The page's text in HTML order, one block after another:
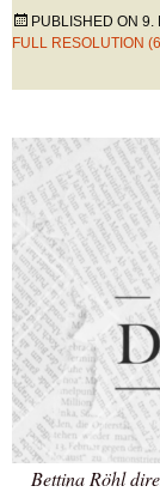
PUBLISHED ON 9.
FULL RESOLUTION
Bettina Röhl